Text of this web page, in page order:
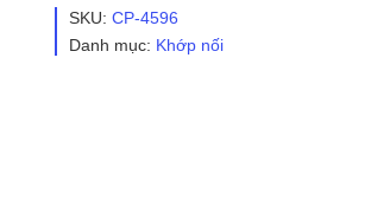
sốSKU: CP-4596
Danh mục: Khớp nối